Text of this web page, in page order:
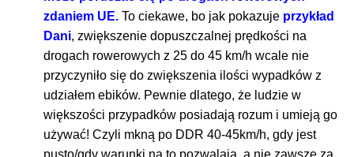
zdaniem UE. To ciekawe, bo jak pokazuje przykład
Dani, zwiększenie dopuszczalnej prędkości na
drogach rowerowych z 25 do 45 km/h wcale nie
przyczyniło się do zwiększenia ilości wypadków z
udziałem ebików. Pewnie dlatego, że ludzie w
większości przypadków posiadają rozum i umieją go
używać! Czyli mkną po DDR 40-45km/h, gdy jest
pusto/gdy warunki na to pozwalają, a nie zawsze za